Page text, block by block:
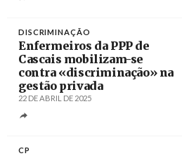
DISCRIMINAÇÃO
Enfermeiros da PPP de
Cascais mobilizam-se
contra «discriminação» na
gestão privada
22 DE ABRIL DE 2025
CP